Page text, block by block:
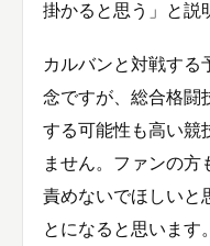
掛かると思う」と説
カルバンと対戦する
念ですが、総合格闘
する可能性も高い競
ません。ファンの方
責めないでほしいと
とになると思います